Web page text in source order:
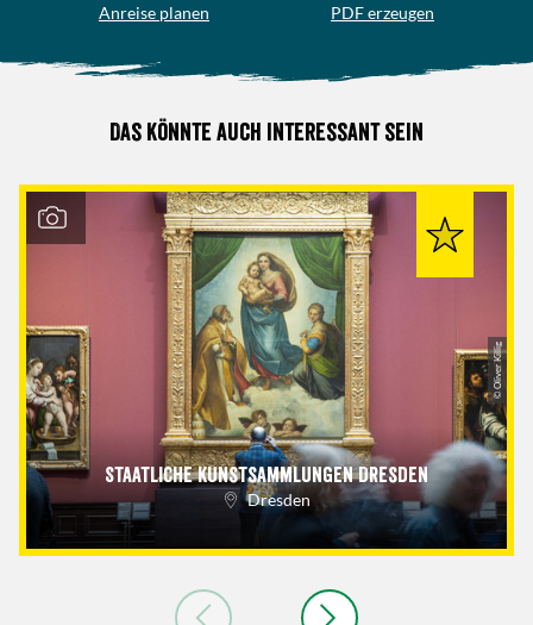
Anreise planen PDF erzeugen
Das könnte auch interessant sein
Staatliche Kunstsammlungen Dresden
Dresden
© Oliver Killig